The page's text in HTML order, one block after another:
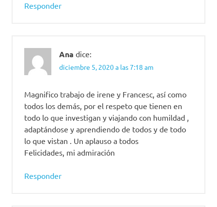
Responder
Ana dice:
diciembre 5, 2020 a las 7:18 am
Magnifico trabajo de irene y Francesc, así como
todos los demás, por el respeto que tienen en
todo lo que investigan y viajando con humildad ,
adaptándose y aprendiendo de todos y de todo
lo que vistan . Un aplauso a todos
Felicidades, mi admiración
Responder